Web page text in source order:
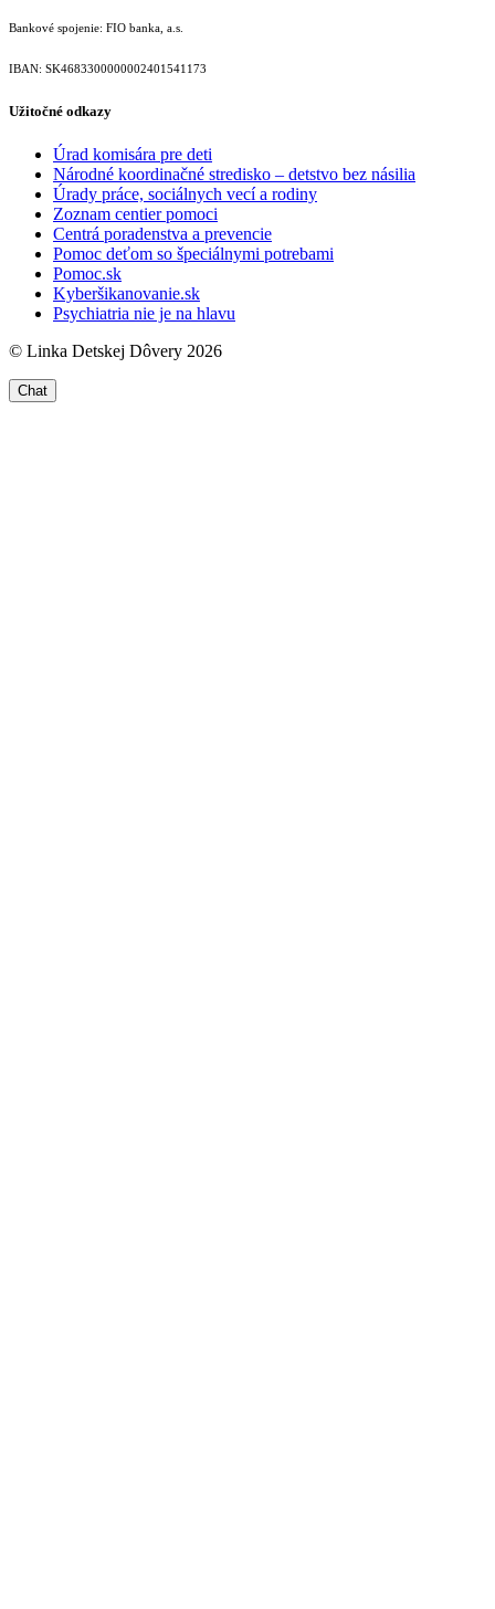
Bankové spojenie: FIO banka, a.s.
IBAN: SK46833000000­02401541173
Užitočné odkazy
Úrad komisára pre deti
Národné koordinačné stredisko – detstvo bez násilia
Úrady práce, sociálnych vecí a rodiny
Zoznam centier pomoci
Centrá poradenstva a prevencie
Pomoc deťom so špeciálnymi potrebami
Pomoc.sk
Kyberšikanovanie.sk
Psychiatria nie je na hlavu
© Linka Detskej Dôvery 2026